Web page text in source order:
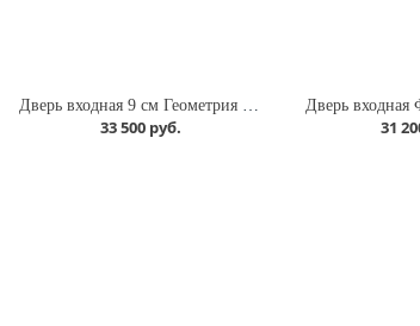
Дверь входная 9 см Геометрия Бетон снежный
33 500 руб.
Дверь входная
31